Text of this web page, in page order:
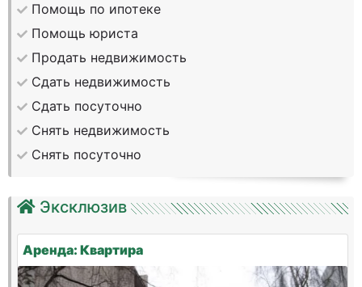
Помощь по ипотеке
Помощь юриста
Продать недвижимость
Сдать недвижимость
Сдать посуточно
Снять недвижимость
Снять посуточно
Эксклюзив
Аренда: Квартира